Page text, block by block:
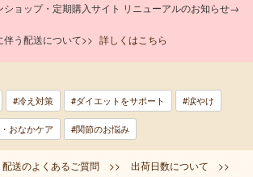
ショップ・定期購入サイト リニューアルのお知らせ→
伴う配送について>> 詳しくはこちら
#冷え対策 #ダイエットをサポート #涙やけ
おなかケア #関節のお悩み
配送のよくあるご質問 >> 出荷日数について >>